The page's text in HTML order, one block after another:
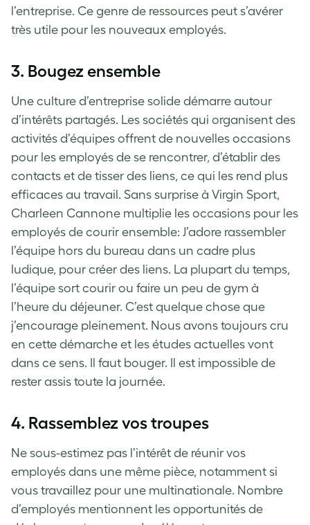
l’entreprise. Ce genre de ressources peut s’avérer
très utile pour les nouveaux employés.
3. Bougez ensemble
Une culture d’entreprise solide démarre autour
d’intérêts partagés. Les sociétés qui organisent des
activités d’équipes offrent de nouvelles occasions
pour les employés de se rencontrer, d’établir des
contacts et de tisser des liens, ce qui les rend plus
efficaces au travail. Sans surprise à Virgin Sport,
Charleen Cannone multiplie les occasions pour les
employés de courir ensemble: J’adore rassembler
l’équipe hors du bureau dans un cadre plus
ludique, pour créer des liens. La plupart du temps,
l’équipe sort courir ou faire un peu de gym à
l’heure du déjeuner. C’est quelque chose que
j’encourage pleinement. Nous avons toujours cru
en cette démarche et les études actuelles vont
dans ce sens. Il faut bouger. Il est impossible de
rester assis toute la journée.
4. Rassemblez vos troupes
Ne sous-estimez pas l’intérêt de réunir vos
employés dans une même pièce, notamment si
vous travaillez pour une multinationale. Nombre
d’employés mentionnent les opportunités de